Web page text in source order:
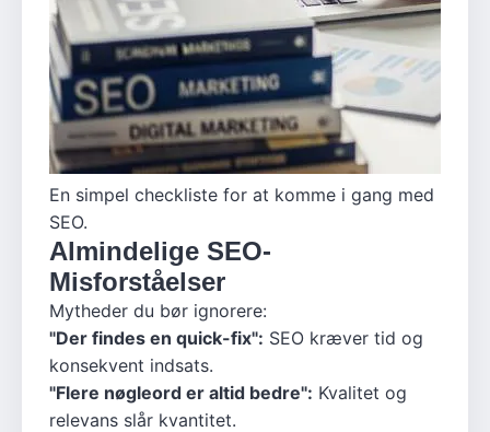
En simpel checkliste for at komme i gang med
SEO.
Almindelige SEO-
Misforståelser
Mytheder du bør ignorere:
"Der findes en quick-fix": SEO kræver tid og
konsekvent indsats.
"Flere nøgleord er altid bedre": Kvalitet og
relevans slår kvantitet.